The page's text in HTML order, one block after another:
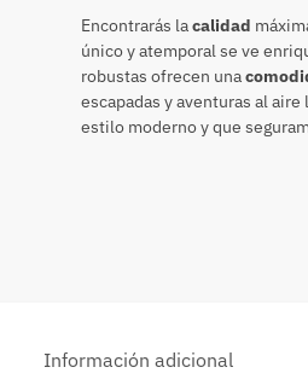
Encontrarás lacalidad
único y atemporal se ve
robustas ofrecen una
escapadas y aventuras al
estilo moderno y que
Información adicional